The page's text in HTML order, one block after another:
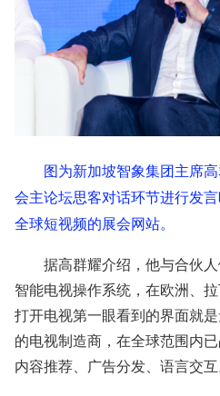
图为新加坡智象集团主席高
会主论坛思客对话环节进行发
全球短视频的展会网站。
据高群耀介绍，他与合伙人
智能电视操作系统，在欧洲、
打开电视第一眼看到的界面就
的电视制造商，在全球范围内
内容推荐、广告分发、语言交互